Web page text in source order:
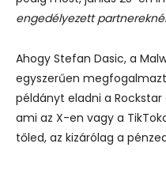
engedélyezett partnereknél
Ahogy Stefan Dasic, a
egyszerűen
példányt eladni a
ami az X-en vagy a
tőled, az kizárólag a